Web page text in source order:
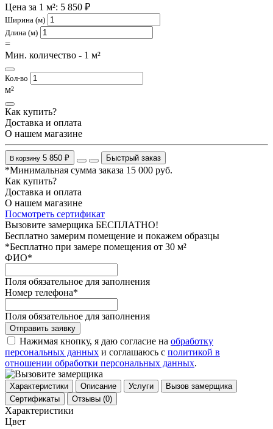
Цена за 1 м²: 5 850 ₽
Ширина (м)
Длина (м)
=
Мин. количество - 1 м²
Кол-во
м²
Как купить?
Доставка и оплата
О нашем магазине
В корзину 5 850 ₽ Быстрый заказ
*Минимальная сумма заказа 15 000 руб.
Как купить?
Доставка и оплата
О нашем магазине
Посмотреть сертификат
Вызовите замерщика БЕСПЛАТНО!
Бесплатно замерим помещение и покажем образцы
*Бесплатно при замере помещения от 30 м²
ФИО*
Поля обязательное для заполнения
Номер телефона*
Поля обязательное для заполнения
Отправить заявку
Нажимая кнопку, я даю согласие на обработку
персональных данных и соглашаюсь с политикой в
отношении обработки персональных данных.
Характеристики Описание Услуги
Вызов замерщика
Сертификаты
Отзывы (0)
Характеристики
Цвет